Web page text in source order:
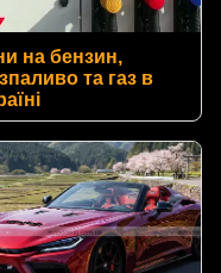
на бензин,
та газ в